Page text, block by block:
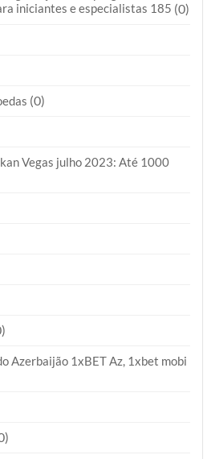
iniciantes e especialistas 185 (0)
(0)
Vegas julho 2023: Até 1000
Azerbaijão 1xBET Az, 1xbet mobi